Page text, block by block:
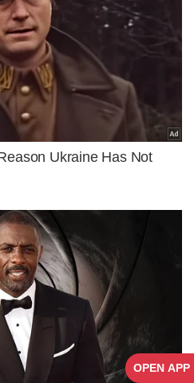
OPEN APP